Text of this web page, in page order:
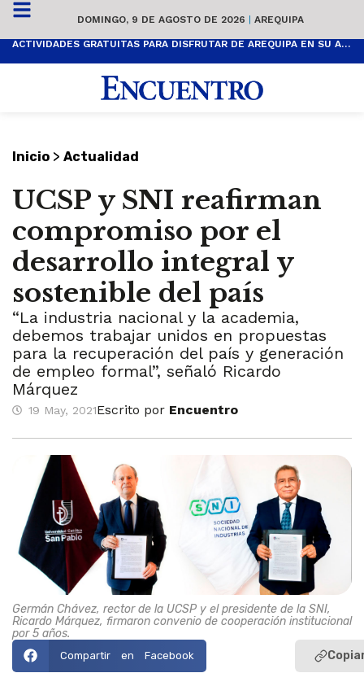
DOMINGO, 9 DE AGOSTO DE 2026 | AREQUIPA
ACTIVIDADES GRATUITAS PARA DISFRUTAR DE AREQUIPA EN SU ANIVERSARIO
Inicio > Actualidad
UCSP y SNI reafirman
compromiso por el
desarrollo integral y
sostenible del país
“La industria nacional y la academia,
debemos trabajar unidos en propuestas
para la recuperación del país y generación
de empleo formal”, señaló Ricardo
Márquez
19 May, 2021Escrito por Encuentro
Germán Chávez, rector de la UCSP y el presidente de la SNI,
Ricardo Márquez, firmaron convenio de cooperación institucional
por 5 años.
Compartir en Facebook